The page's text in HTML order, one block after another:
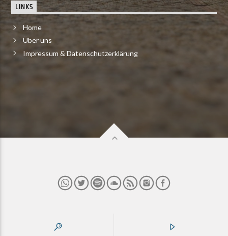
LINKS
Home
Über uns
Impressum & Datenschutzerklärung